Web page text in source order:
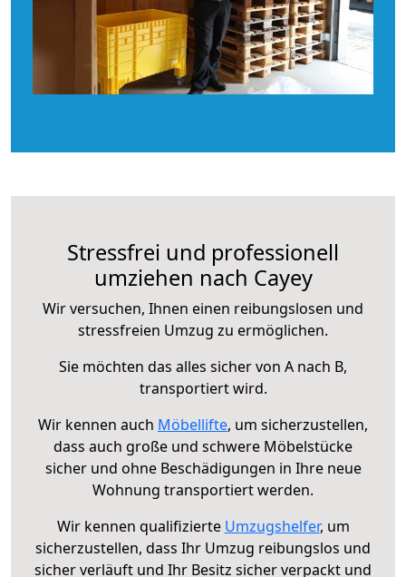
Stressfrei und professionell
umziehen nach Cayey
Wir versuchen, Ihnen einen reibungslosen und
stressfreien Umzug zu ermöglichen.
Sie möchten das alles sicher von A nach B,
transportiert wird.
Wir kennen auch Möbellifte, um sicherzustellen,
dass auch große und schwere Möbelstücke
sicher und ohne Beschädigungen in Ihre neue
Wohnung transportiert werden.
Wir kennen qualifizierte Umzugshelfer, um
sicherzustellen, dass Ihr Umzug reibungslos und
sicher verläuft und Ihr Besitz sicher verpackt und